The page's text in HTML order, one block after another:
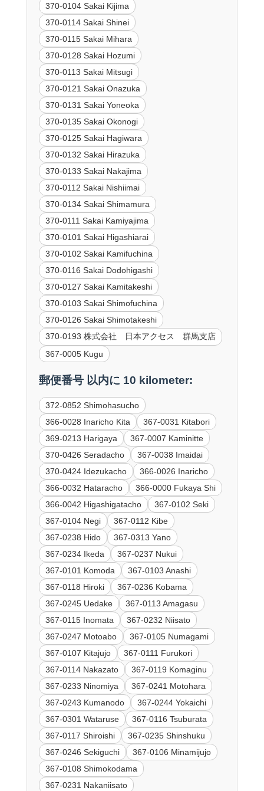
370-0104 Sakai Kijima
370-0114 Sakai Shinei
370-0115 Sakai Mihara
370-0128 Sakai Hozumi
370-0113 Sakai Mitsugi
370-0121 Sakai Onazuka
370-0131 Sakai Yoneoka
370-0135 Sakai Okonogi
370-0125 Sakai Hagiwara
370-0132 Sakai Hirazuka
370-0133 Sakai Nakajima
370-0112 Sakai Nishiimai
370-0134 Sakai Shimamura
370-0111 Sakai Kamiyajima
370-0101 Sakai Higashiarai
370-0102 Sakai Kamifuchina
370-0116 Sakai Dodohigashi
370-0127 Sakai Kamitakeshi
370-0103 Sakai Shimofuchina
370-0126 Sakai Shimotakeshi
370-0193 株式会社 日本アクセス 群馬支店
367-0005 Kugu
郵便番号 以内に 10 kilometer:
372-0852 Shimohasucho
366-0028 Inaricho Kita
367-0031 Kitabori
369-0213 Harigaya
367-0007 Kaminitte
370-0426 Seradacho
367-0038 Imaidai
370-0424 Idezukacho
366-0026 Inaricho
366-0032 Hataracho
366-0000 Fukaya Shi
366-0042 Higashigatacho
367-0102 Seki
367-0104 Negi
367-0112 Kibe
367-0238 Hido
367-0313 Yano
367-0234 Ikeda
367-0237 Nukui
367-0101 Komoda
367-0103 Anashi
367-0118 Hiroki
367-0236 Kobama
367-0245 Uedake
367-0113 Amagasu
367-0115 Inomata
367-0232 Niisato
367-0247 Motoabo
367-0105 Numagami
367-0107 Kitajujo
367-0111 Furukori
367-0114 Nakazato
367-0119 Komaginu
367-0233 Ninomiya
367-0241 Motohara
367-0243 Kumanodo
367-0244 Yokaichi
367-0301 Wataruse
367-0116 Tsuburata
367-0117 Shiroishi
367-0235 Shinshuku
367-0246 Sekiguchi
367-0106 Minamijujo
367-0108 Shimokodama
367-0231 Nakaniisato